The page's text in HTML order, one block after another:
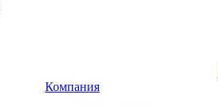
Компания